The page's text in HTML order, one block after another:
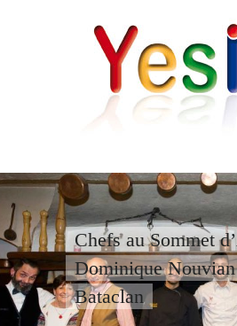
Chefs au Sommet
Dominique
Bataclan